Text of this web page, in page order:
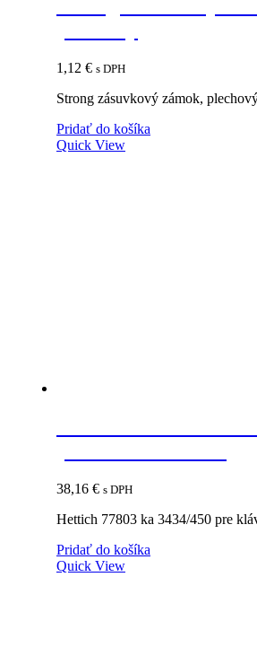
1,12 € s DPH
Strong zásuvkový zámok,
Pridať do košíka
Quick View
38,16 € s DPH
Hettich 77803 ka 3434/450 pre
Pridať do košíka
Quick View